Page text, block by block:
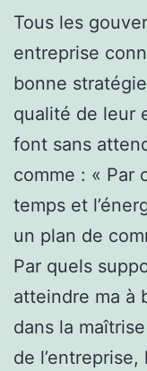
Tous les
entreprise
bonne
qualité de leur
font sans
comme : « Par
temps et
un plan de
Par quels
atteindre ma à
dans la
de